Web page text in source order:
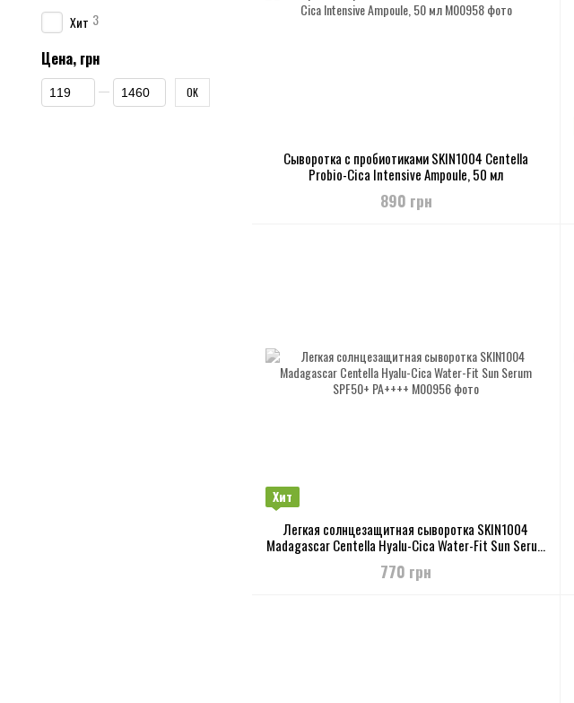
Сыворотка с пробиотиками SKIN1004 Centella
Probio-Cica Intensive Ampoule, 50 мл
890 грн
Хит
Легкая солнцезащитная сыворотка SKIN1004
Madagascar Centella Hyalu-Cica Water-Fit Sun Serum
SPF50+ PA++++
770 грн
Хит 3
Цена, грн
От Цена, грн
До Цена, грн OK